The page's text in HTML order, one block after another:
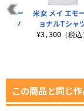
エモー
ャツ
米女 メイ エモ
ョナルTシャ
¥3,300（税込
この商品と同じ